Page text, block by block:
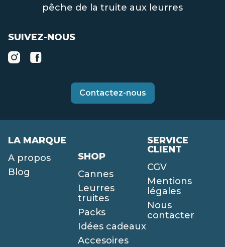
pêche de la truite aux leurres
SUIVEZ-NOUS
Contactez-nous
LA MARQUE
A propos
Blog
SHOP
Cannes
Leurres
truites
Packs
Idées cadeaux
Accesoires
SERVICE
CLIENT
CGV
Mentions
légales
Nous
contacter